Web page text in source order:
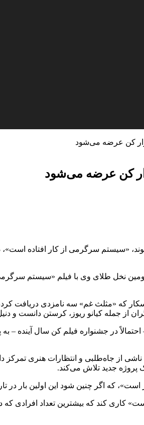
کن عرضه می‌شود
کن عرضه می‌شود
«سیستم سرگرمی از کار افتاده
سومین نخل طلای وی با فیلم «سیستم
از جمله کیانو ریوز، کرستن دانست و
در جشنواره فیلم کن سال آینده –
جدید تلاش می‌کند.
که اگر چنین شود این اولین بار در
کاری کند که بیشترین تعداد افرادی که